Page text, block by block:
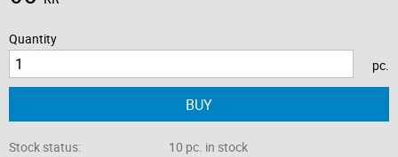
Quantity
pc.
BUY
Stock status
10 pc. in stock